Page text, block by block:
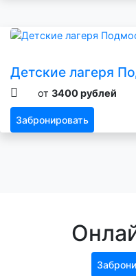
Детские лагеря
от 3400 рублей
Забронировать